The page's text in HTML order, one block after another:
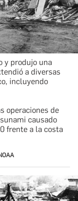
y produjo una
a diversas
incluyendo
operaciones de
causado
frente a la costa